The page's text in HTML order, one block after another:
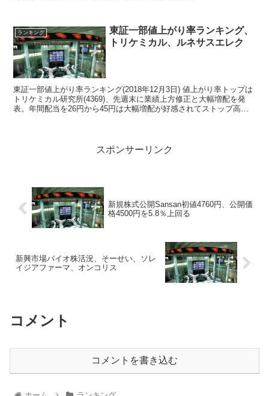
ランキング
東証一部値上がり率ランキング、
トリケミカル、ルネサスエレク
東証一部値上がり率ランキング(2018年12月3日) 値上がり率トップは
トリケミカル研究所(4369)、先週末に業績上方修正と大幅増配を発
表。年間配当を26円から45円は大幅増配が好感されてストップ高。
スポンサーリンク
新規株式公開Sansan初値4760円、公開価
格4500円を5.8％上回る
新興市場バイオ株活況、そーせい、ソレ
イジアファーマ、オンコリス
コメント
コメントを書き込む